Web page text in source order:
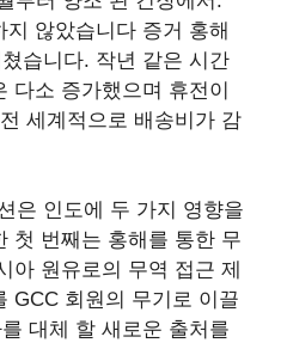
않았습니다 증거 홍해
습니다. 작년 같은 시간
다소 증가했으며 휴전이
세계적으로 배송비가 감
은 인도에 두 가지 영향을
첫 번째는 홍해를 통한 무
아 원유로의 무역 접근 제
GCC 회원의 무기로 이끌
대체 할 새로운 출처를